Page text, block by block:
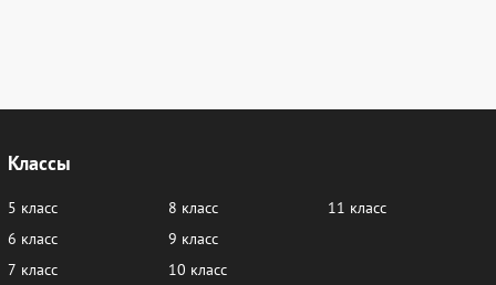
Классы
5 класс
6 класс
7 класс
8 класс
9 класс
10 класс
11 класс